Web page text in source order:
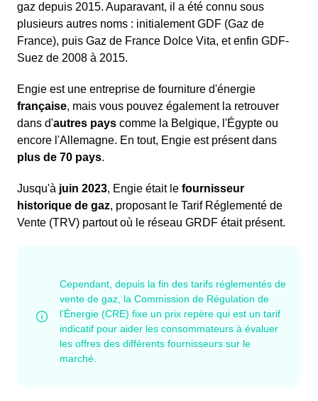
gaz depuis 2015. Auparavant, il a été connu sous
plusieurs autres noms : initialement GDF (Gaz de
France), puis Gaz de France Dolce Vita, et enfin GDF-
Suez de 2008 à 2015.
Engie est une entreprise de fourniture d'énergie
française, mais vous pouvez également la retrouver
dans d'autres pays comme la Belgique, l'Égypte ou
encore l'Allemagne. En tout, Engie est présent dans
plus de 70 pays.
Jusqu'à juin 2023, Engie était le fournisseur
historique de gaz, proposant le Tarif Réglementé de
Vente (TRV) partout où le réseau GRDF était présent.